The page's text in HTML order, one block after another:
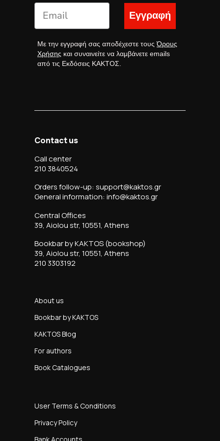
Εγγραφή
Με την εγγραφή σας αποδέχεστε τουςΌρους
Χρήσης και συναινείτε να λαμβάνετε emails
από τις Εκδόσεις ΚΑΚΤΟΣ.
Contact us
Call center
210 3840524
Orders follow-up: support@kaktos.gr
General information: info@kaktos.gr
Central Offices
39, Aiolou str, 10551, Athens
Bookbar by KAKTOS (bookshop)
39, Aiolou str, 10551, Athens
210 3303192
About us
Bookbar by KAKTOS
KAKTOS Blog
For authors
Book Catalogues
User Terms & Conditions
Privacy Policy